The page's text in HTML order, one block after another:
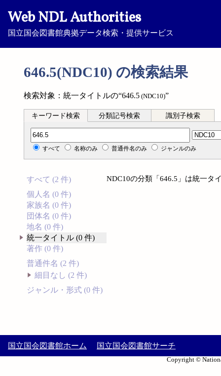
Web NDL Authorities
国立国会図書館典拠データ検索・提供サービス
646.5(NDC10) の検索結果
検索対象：統一タイトルの“646.5 (NDC10)”
キーワード検索 分類記号検索 識別子検索
分類記号検索
すべて 名称のみ 普通件名のみ ジャンルのみ
すべて (2 件)
個人名 (0 件)
家族名 (0 件)
団体名 (0 件)
地名 (0 件)
統一タイトル (0 件)
著作 (0 件)
普通件名 (2 件)
細目なし (2 件)
ジャンル・形式 (0 件)
NDC10の分類「646.5」は統一タ
国立国会図書館ホーム 国立国会図書館サーチ
Copyright ©